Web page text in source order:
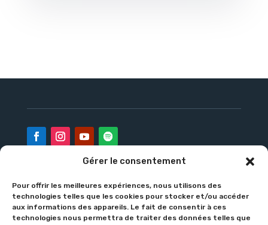
Gérer le consentement
Pour offrir les meilleures expériences, nous utilisons des
technologies telles que les cookies pour stocker et/ou accéder
aux informations des appareils. Le fait de consentir à ces
technologies nous permettra de traiter des données telles que
L’Institution L’École
Le Collège
APEL
Contact